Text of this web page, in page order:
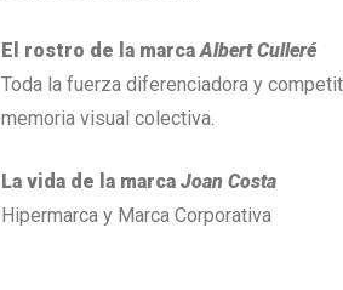
El rostro de la marcaAlbert Culleré
Toda la fuerza diferenciadora y
memoria visual colectiva.
La vida de la marca Joan Costa
Hipermarca y Marca Corporativa